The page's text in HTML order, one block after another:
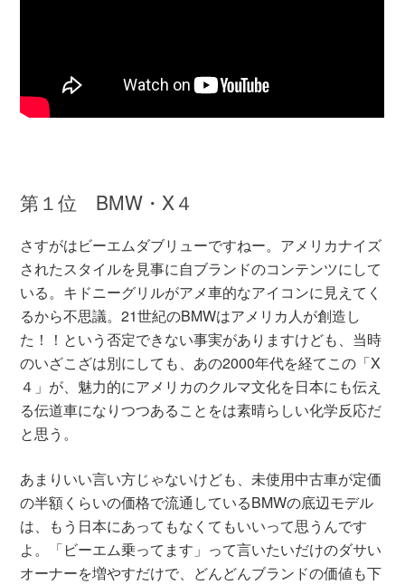
第１位 BMW・X４
さすがはビーエムダブリューですねー。アメリカナイズ
されたスタイルを見事に自ブランドのコンテンツにして
いる。キドニーグリルがアメ車的なアイコンに見えてく
るから不思議。21世紀のBMWはアメリカ人が創造し
た！！という否定できない事実がありますけども、当時
のいざこざは別にしても、あの2000年代を経てこの「X
４」が、魅力的にアメリカのクルマ文化を日本にも伝え
る伝道車になりつつあることをは素晴らしい化学反応だ
と思う。
あまりいい言い方じゃないけども、未使用中古車が定価
の半額くらいの価格で流通しているBMWの底辺モデル
は、もう日本にあってもなくてもいいって思うんです
よ。「ビーエム乗ってます」って言いたいだけのダサい
オーナーを増やすだけで、どんどんブランドの価値も下